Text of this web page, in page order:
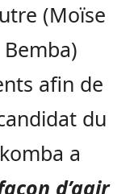
(Moïse
afin de
du
a
d’agir